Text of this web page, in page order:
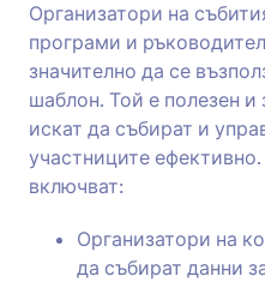
Организатори на
програми и
значително да се
шаблон. Той е полезен и
искат да събират и
участниците
включват:
Организатори на
да събират данни